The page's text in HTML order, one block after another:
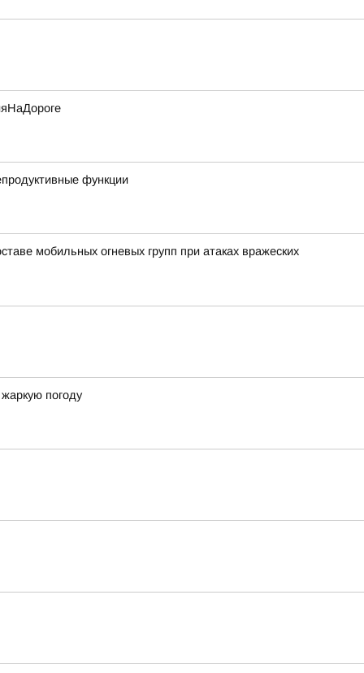
функции
мобильных огневых групп при атаках вражеских
погоду